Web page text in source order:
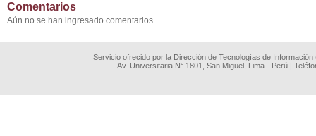
Comentarios
Aún no se han ingresado comentarios
Servicio ofrecido por la Dirección de Tecnologías de
Av. Universitaria N° 1801, San Miguel, Lima - Perú |